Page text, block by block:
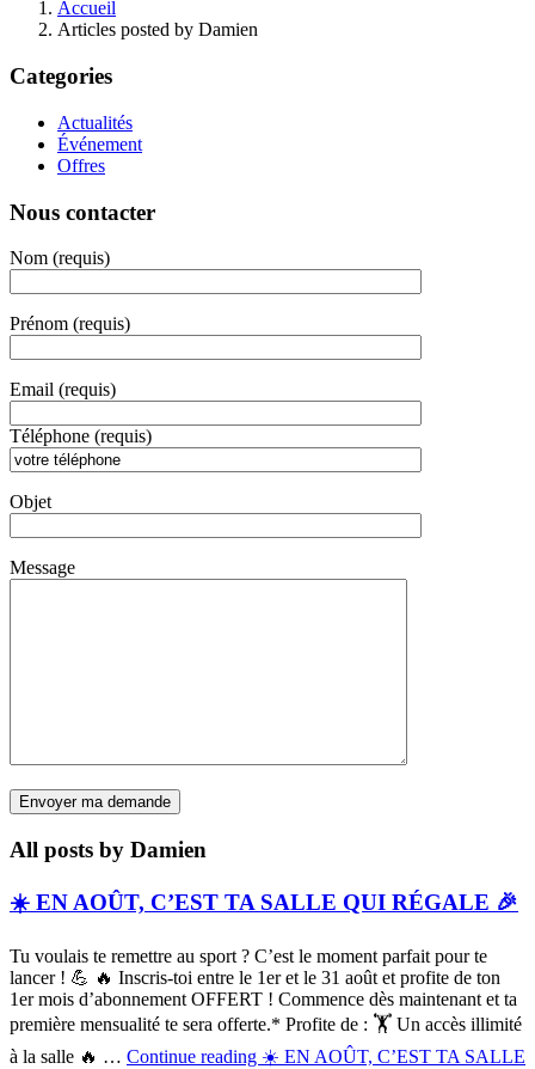
Accueil
Articles posted by Damien
Categories
Actualités
Événement
Offres
Nous contacter
Nom (requis)
Prénom (requis)
Email (requis)
Téléphone (requis)
Objet
Message
All posts by Damien
☀️ EN AOÛT, C’EST TA SALLE QUI RÉGALE 🎉
Tu voulais te remettre au sport ? C’est le moment parfait pour te
lancer ! 💪 🔥 Inscris-toi entre le 1er et le 31 août et profite de ton
1er mois d’abonnement OFFERT ! Commence dès maintenant et ta
première mensualité te sera offerte.* Profite de : 🏋️ Un accès illimité
à la salle 🔥 … Continue reading ☀️ EN AOÛT, C’EST TA SALLE